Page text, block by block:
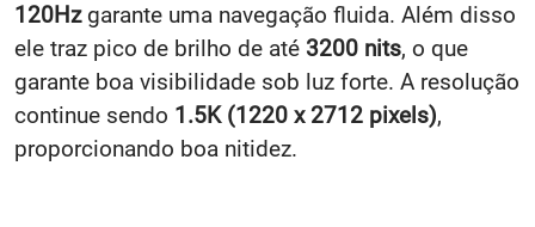
120Hzgarante uma navegação fluida. Além disso
ele traz pico de brilho de até 3200 nits, o que
garante boa visibilidade sob luz forte. A resolução
continue sendo 1.5K (1220 x 2712 pixels),
proporcionando boa nitidez.